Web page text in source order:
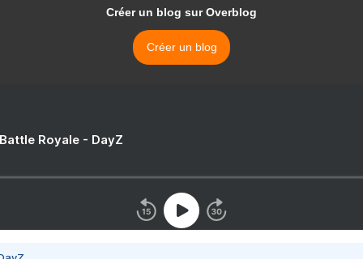
Créer un blog sur Overblog
Créer un blog
Royale - DayZ